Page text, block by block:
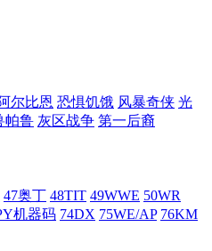
尔比恩 恐惧饥饿 风暴奇侠 光
帕鲁 灰区战争 第一后裔
47奥丁 48TIT 49WWE 50WR
机器码 74DX 75WE/AP 76KM